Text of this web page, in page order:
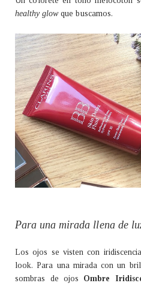
healthy glowque buscamos.
Para una mirada llena de
Los ojos se visten con
look. Para una mirada con un
sombras de ojos Ombre